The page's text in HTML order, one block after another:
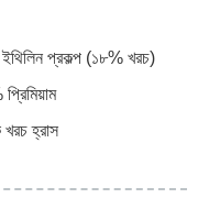
ইথিলিন প্রকল্প (১৮% খরচ)
খরচ হ্রাস